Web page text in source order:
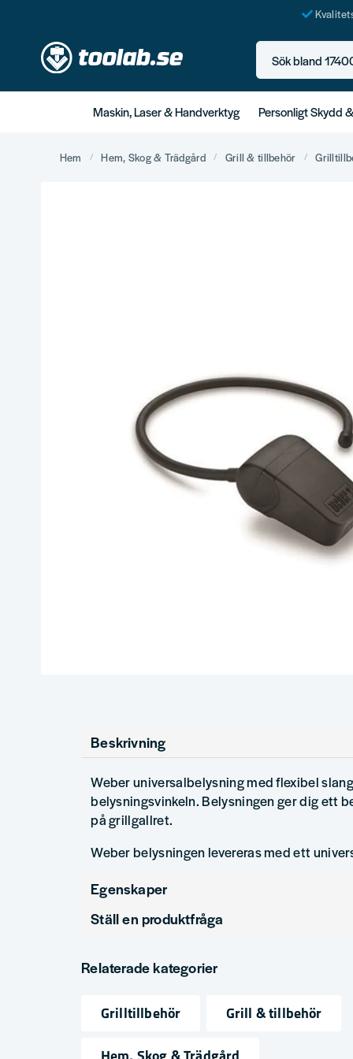
Sök bland 17400+
Maskin, Laser & Handverktyg Personligt Skydd
Hem Hem, Skog & Trädgård Grill & tillbehör
Beskrivning
Weber universalbelysning med flexibel
belysningsvinkeln. Belysningen ger dig ett
på grillgallret.
Weber belysningen levereras med ett
Egenskaper
Produkttyp
Ställ en produktfråga
Fråga oss något om denna produkten...
Relaterade kategorier
Grilltillbehör
Grill & tillbehör